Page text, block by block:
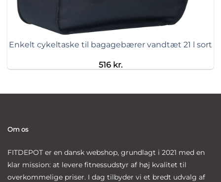
Enkelt cykeltaske til bagagebærer vandtæt 21 l sort
516 kr.
Om os
FITDEPOT er en dansk webshop, grundlagt i 2021 med en
klar mission: at levere fitnessudstyr af høj kvalitet til
overkommelige priser. I dag tilbyder vi et bredt udvalg af